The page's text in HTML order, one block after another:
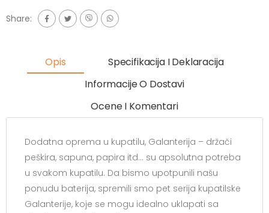
Share:
Opis
Specifikacija I Deklaracija
Informacije O Dostavi
Ocene I Komentari
Dodatna oprema u kupatilu, Galanterija – držači
peškira, sapuna, papira itd… su apsolutna potreba
u svakom kupatilu. Da bismo upotpunili našu
ponudu baterija, spremili smo pet serija kupatilske
Galanterije, koje se mogu idealno uklapati sa